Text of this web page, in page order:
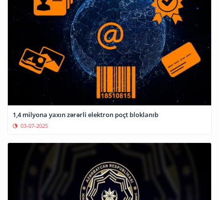
1,4 milyona yaxın zərərli elektron poçt bloklanıb
03-07-2025